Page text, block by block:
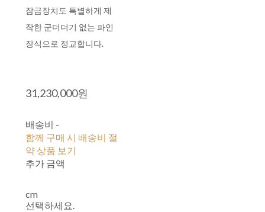
잠금장치도 특별하게 제
작한 군더더기 없는 파인
장식으로 정교합니다.
31,230,000원
배송비 -
함께 구매 시 배송비 절
약 상품 보기
추가 금액
cm
선택하세요.